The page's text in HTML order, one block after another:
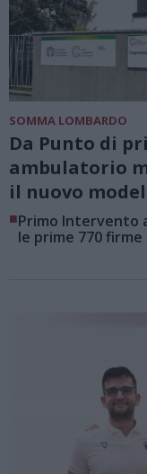
SOMMA LOMBARDO
Da Punto di
ambulatorio
il nuovo
■Primo Intervento
le prime 770